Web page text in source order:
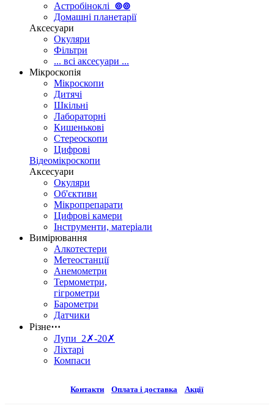
Астробіноклі ⊚⊚
Домашні планетарії
Аксесуари
Окуляри
Фільтри
... всі аксесуари ...
Мікроскопія
Мікроскопи
Дитячі
Шкільні
Лабораторні
Кишенькові
Стереоскопи
Цифрові
Відеомікроскопи
Аксесуари
Окуляри
Об'єктиви
Мікропрепарати
Цифрові камери
Інструменти, матеріали
Вимірювання
Алкотестери
Метеостанції
Анемометри
Термометри,
гігрометри
Барометри
Датчики
Різне⋯
Лупи 2✗-20✗
Ліхтарі
Компаси
Контакти Оплата і доставка Акції